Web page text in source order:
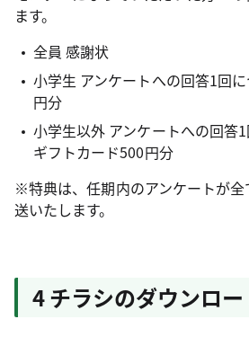
ます。
全員 感謝状
小学生 アンケートへの回答1回
円分
小学生以外 アンケートへの回答
ギフトカード500円分
※特典は、任期内のアンケートが
送いたします。
4 チラシのダウンロー